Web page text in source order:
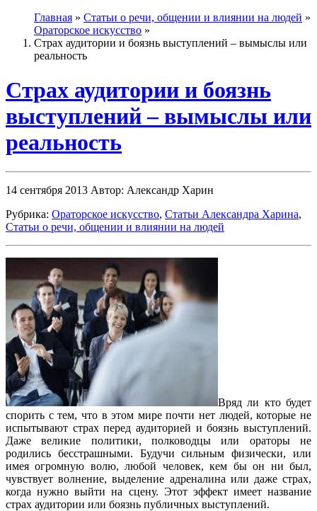
Главная » Статьи о речи, общении и влиянии на людей »
Ораторское искусство »
Страх аудитории и боязнь выступлений – вымыслы или
реальность
Страх аудитории и боязнь
выступлений – вымыслы или
реальность
14 сентября 2013 Автор: Александр Харин
Рубрика: Ораторское искусство, Статьи Александра Харина,
Статьи о речи, общении и влиянии на людей
Вряд ли кто будет
спорить с тем, что в этом мире почти нет людей, которые не
испытывают страх перед аудиторией и боязнь выступлений.
Даже великие политики, полководцы или ораторы не
родились бесстрашными. Будучи сильным физически, или
имея огромную волю, любой человек, кем бы он ни был,
чувствует волнение, выделение адреналина или даже страх,
когда нужно выйти на сцену. Этот эффект имеет название
страх аудитории или боязнь публичных выступлений.